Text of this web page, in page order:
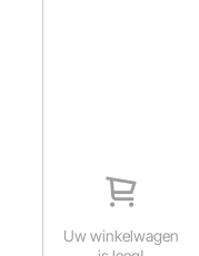
Uw winkelwagen